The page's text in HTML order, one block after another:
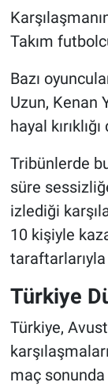
Takım
Bazı
Uzun, Kenan
hayal
Tribünlerde
süre
izlediği
10 kişiyle
taraftarlarıyla
Türkiye
Türkiye,
maç sonunda